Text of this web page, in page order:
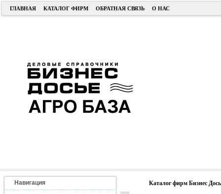
ГЛАВНАЯ КАТАЛОГ ФИРМ ОБРАТНАЯ СВЯЗЬ О НАС
Навигация Каталог фирм Бизнес